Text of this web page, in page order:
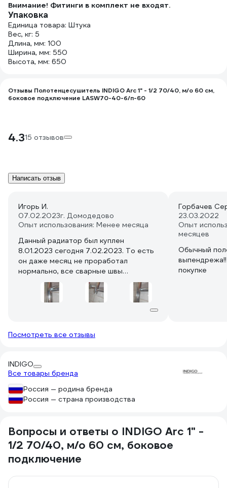
Внимание! Фитинги в комплект не входят.
Упаковка
Единица товара: Штука
Вес, кг: 5
Длина, мм: 100
Ширина, мм: 550
Высота, мм: 650
Отзывы Полотенцесушитель INDIGO Arc 1" - 1/2 70/40, м/о 60 см,
боковое подключение LASW70-40-б/п-60
4.315 отзывов
Написать отзыв
Игорь И.
07.02.2023г. Домодедово
Опыт использования: Менее месяца
Данный радиатор был куплен
8.01.2023 сегодня 7.02.2023. То есть
он даже месяц не проработал
нормально, все сварные швы
покрылись ржавчиной и начали капать.
7500 на ветер. Объясните мне
пожалуйста о гарантии в 5 лет, если
Горбачев
23.03.2022
Опыт
месяцев
Обычный
покупке
Посмотреть все отзывы
INDIGO
Все товары бренда
Россия — родина бренда
Россия — страна производства
Вопросы и ответы о INDIGO Arc 1" -
1/2 70/40, м/о 60 см, боковое
подключение